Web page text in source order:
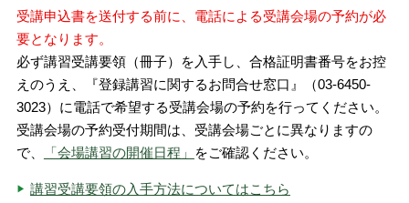
受講申込書を送付する前に、電話による受講会場の予約が必
要となります。
必ず講習受講要領（冊子）を入手し、合格証明書番号をお控
えのうえ、『登録講習に関するお問合せ窓口』（03-6450-
3023）に電話で希望する受講会場の予約を行ってください。
受講会場の予約受付期間は、受講会場ごとに異なりますの
で、
「会場講習の開催日程」 をご確認ください。
講習受講要領の入手方法についてはこちら